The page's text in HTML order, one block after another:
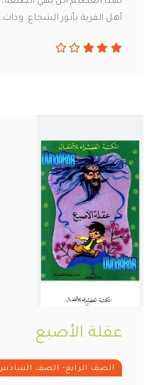
أهل القرية بأنور الشجاع.
عقلة الأصبع
الصف الرابع- الصف